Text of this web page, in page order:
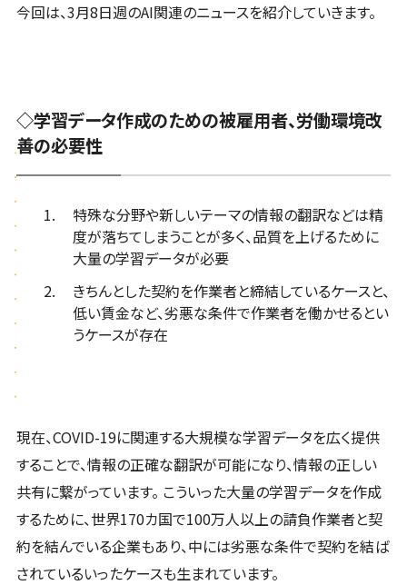
今回は、3月8日週のAI関連のニュースを紹介していきます。
◇学習データ作成のための被雇用者、労働環境改
善の必要性
特殊な分野や新しいテーマの情報の翻訳などは精
度が落ちてしまうことが多く、品質を上げるために
大量の学習データが必要
きちんとした契約を作業者と締結しているケースと、
低い賃金など、劣悪な条件で作業者を働かせるとい
うケースが存在
現在、COVID-19に関連する大規模な学習データを広く提供
することで、情報の正確な翻訳が可能になり、情報の正しい
共有に繋がっています。 こういった大量の学習データを作成
するために、世界170カ国で100万人以上の請負作業者と契
約を結んでいる企業もあり、中には劣悪な条件で契約を結ば
されているいったケースも生まれています。